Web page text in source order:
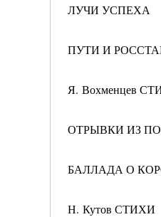
ЛУЧИ УСПЕХА
ПУТИ И
Я. Вохменцев
ОТРЫВКИ ИЗ
БАЛЛАДА О
Н. Кутов СТИХИ